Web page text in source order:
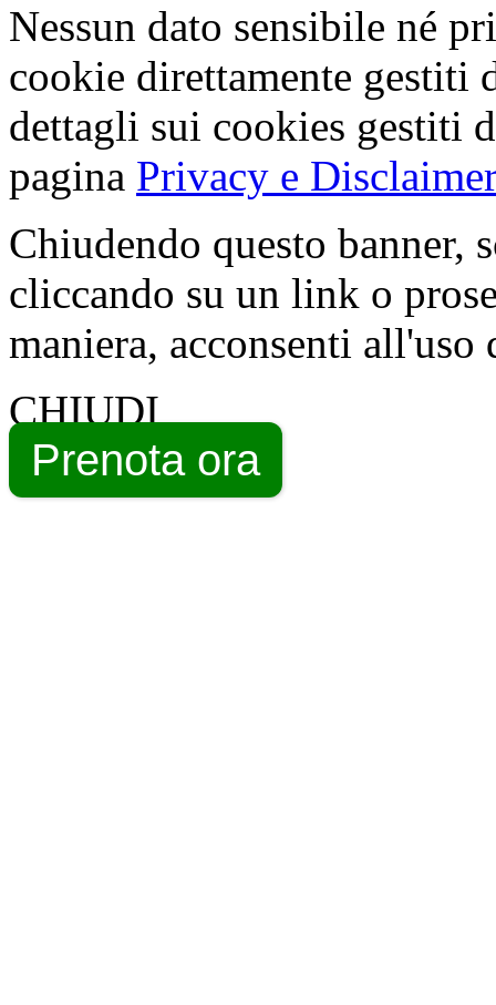
Nessun dato sensibile né
cookie direttamente gestiti
dettagli sui cookies gestiti
pagina Privacy e Disclaimer
Chiudendo questo banner,
cliccando su un link o
maniera, acconsenti all'uso
CHIUDI
Prenota ora